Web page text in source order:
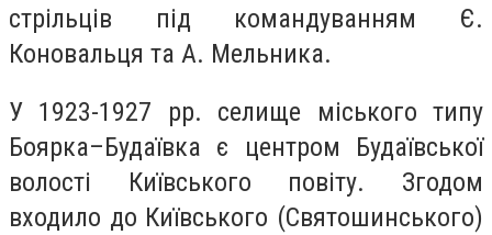
стрільців під командуванням Є.
Коновальця та А. Мельника.
У 1923-1927 рр. селище міського типу
Боярка–Будаївка є центром Будаївської
волості Київського повіту. Згодом
входило до Київського (Святошинського)